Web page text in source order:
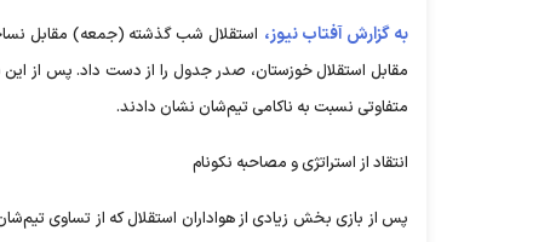
به گزارش آفتاب نیوز، استقلال شب گذشته (جمعه) مقابل
مقابل استقلال خوزستان، صدر جدول را از دست داد. پس از این
متفاوتی نسبت به ناکامی تیم‌شان نشان دادند.
انتقاد از استراتژی و مصاحبه نکونام
پس از بازی بخش زیادی از هواداران استقلال که از تساوی